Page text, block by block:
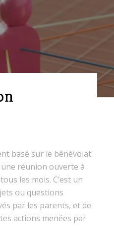
basé sur le bénévolat
réunion ouverte à
les mois. C’est un
ou questions
par les parents, et de
actions menées par